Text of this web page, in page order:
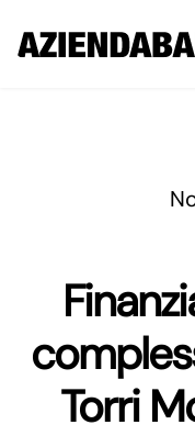
Torri